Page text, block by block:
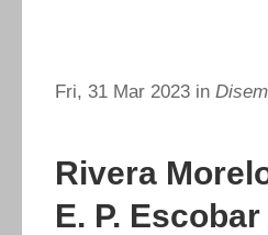
Fri, 31 Mar 2023 in
Rivera
E. P.